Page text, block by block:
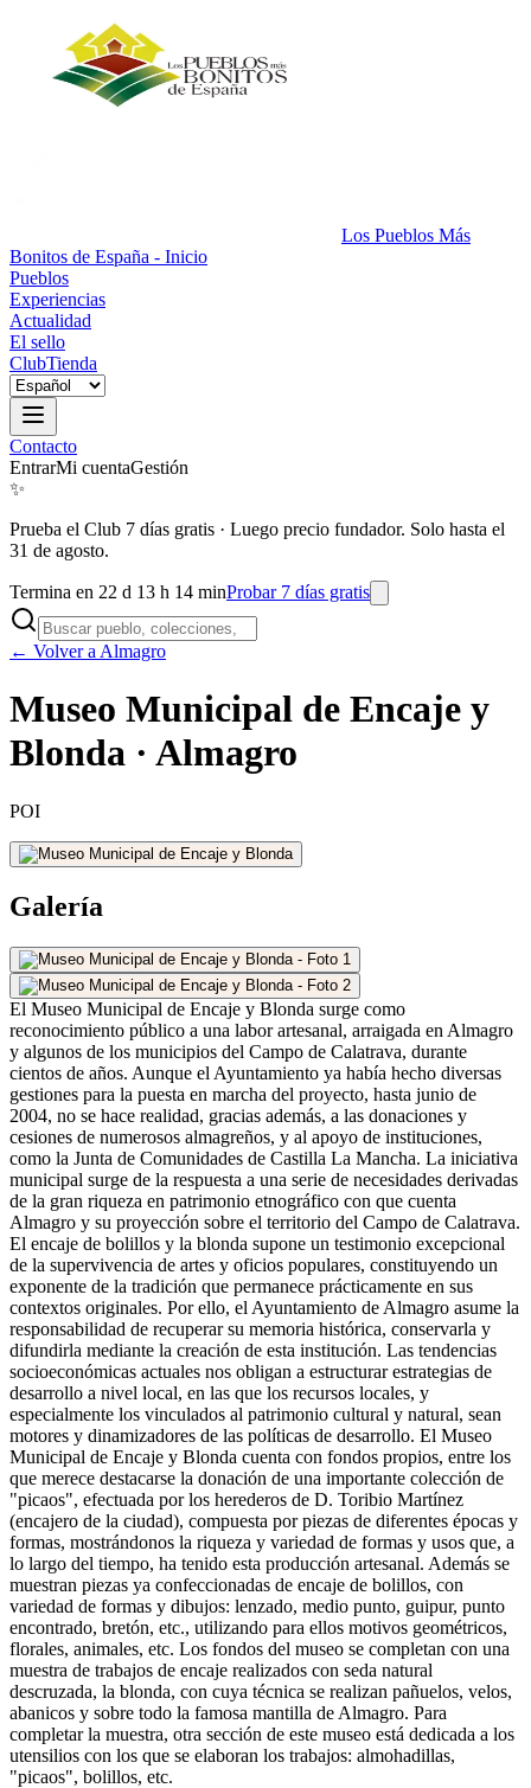
Los Pueblos Más
Bonitos de España - Inicio
Pueblos
Experiencias
Actualidad
El sello
ClubTienda
Contacto
EntrarMi cuentaGestión
✨
Prueba el Club 7 días gratis · Luego precio fundador. Solo hasta el
31 de agosto.
Termina en 22 d 13 h 14 minProbar 7 días gratis
← Volver a Almagro
Museo Municipal de Encaje y
Blonda · Almagro
POI
Galería
El Museo Municipal de Encaje y Blonda surge como
reconocimiento público a una labor artesanal, arraigada en Almagro
y algunos de los municipios del Campo de Calatrava, durante
cientos de años. Aunque el Ayuntamiento ya había hecho diversas
gestiones para la puesta en marcha del proyecto, hasta junio de
2004, no se hace realidad, gracias además, a las donaciones y
cesiones de numerosos almagreños, y al apoyo de instituciones,
como la Junta de Comunidades de Castilla La Mancha. La iniciativa
municipal surge de la respuesta a una serie de necesidades derivadas
de la gran riqueza en patrimonio etnográfico con que cuenta
Almagro y su proyección sobre el territorio del Campo de Calatrava.
El encaje de bolillos y la blonda supone un testimonio excepcional
de la supervivencia de artes y oficios populares, constituyendo un
exponente de la tradición que permanece prácticamente en sus
contextos originales. Por ello, el Ayuntamiento de Almagro asume la
responsabilidad de recuperar su memoria histórica, conservarla y
difundirla mediante la creación de esta institución. Las tendencias
socioeconómicas actuales nos obligan a estructurar estrategias de
desarrollo a nivel local, en las que los recursos locales, y
especialmente los vinculados al patrimonio cultural y natural, sean
motores y dinamizadores de las políticas de desarrollo. El Museo
Municipal de Encaje y Blonda cuenta con fondos propios, entre los
que merece destacarse la donación de una importante colección de
"picaos", efectuada por los herederos de D. Toribio Martínez
(encajero de la ciudad), compuesta por piezas de diferentes épocas y
formas, mostrándonos la riqueza y variedad de formas y usos que, a
lo largo del tiempo, ha tenido esta producción artesanal. Además se
muestran piezas ya confeccionadas de encaje de bolillos, con
variedad de formas y dibujos: lenzado, medio punto, guipur, punto
encontrado, bretón, etc., utilizando para ellos motivos geométricos,
florales, animales, etc. Los fondos del museo se completan con una
muestra de trabajos de encaje realizados con seda natural
descruzada, la blonda, con cuya técnica se realizan pañuelos, velos,
abanicos y sobre todo la famosa mantilla de Almagro. Para
completar la muestra, otra sección de este museo está dedicada a los
utensilios con los que se elaboran los trabajos: almohadillas,
"picaos", bolillos, etc.